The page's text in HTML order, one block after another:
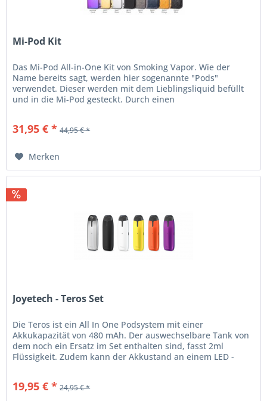
Mi-Pod Kit
Das Mi-Pod All-in-One Kit von Smoking Vapor. Wie der
Name bereits sagt, werden hier sogenannte "Pods"
verwendet. Dieser werden mit dem Lieblingsliquid befüllt
und in die Mi-Pod gesteckt. Durch einen
31,95 € * 44,95 € *
Merken
Joyetech - Teros Set
Die Teros ist ein All In One Podsystem mit einer
Akkukapazität von 480 mAh. Der auswechselbare Tank von
dem noch ein Ersatz im Set enthalten sind, fasst 2ml
Flüssigkeit. Zudem kann der Akkustand an einem LED -
19,95 € * 24,95 € *